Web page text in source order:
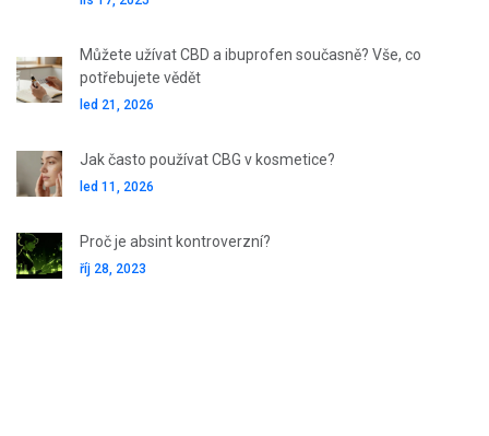
Můžete užívat CBD a ibuprofen současně? Vše, co
potřebujete vědět
led 21, 2026
Jak často používat CBG v kosmetice?
led 11, 2026
Proč je absint kontroverzní?
říj 28, 2023